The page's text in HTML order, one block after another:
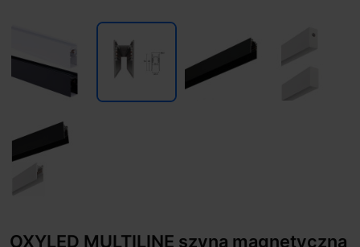
OXYLED MULTILINE szyna magnetyczna